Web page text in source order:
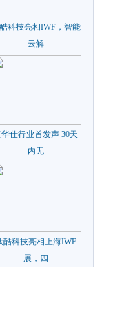
科技亮相IWF，智能
云解
仕行业首发声 30天
内无
酷科技亮相上海IWF
展，四